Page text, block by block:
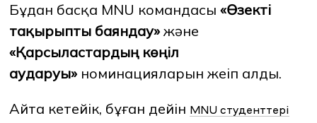
Бұдан басқа MNU командасы«Өзекті
тақырыпты баяндау» және
«Қарсыластардың көңіл
аударуы» номинацияларын жеңіп алды.
Айта кетейік, бұған дейін MNU студенттері